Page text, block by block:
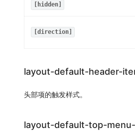
[hidden]
[direction]
layout-default-header-
头部项的触发样式。
layout-default-top-